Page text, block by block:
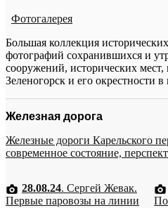
Фотогалерея
Большая коллекция
фотографий сохранившихся и
сооружений, исторических
Зеленогорск и его окрестности
Железная дорога
Железные дороги Карельского
современное состояние,
28.08.24. Сергей Жевак.
Первые паровозы на линии